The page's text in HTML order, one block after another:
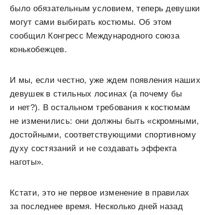
было обязательным условием, теперь девушки
могут сами выбирать костюмы. Об этом
сообщил Конгресс Международного союза
конькобежцев.
И мы, если честно, уже ждем появления наших
девушек в стильных лосинах (а почему бы
и нет?). В остальном требования к костюмам
не изменились: они должны быть «скромными,
достойными, соответствующими спортивному
духу состязаний и не создавать эффекта
наготы».
Кстати, это не первое изменение в правилах
за последнее время. Несколько дней назад